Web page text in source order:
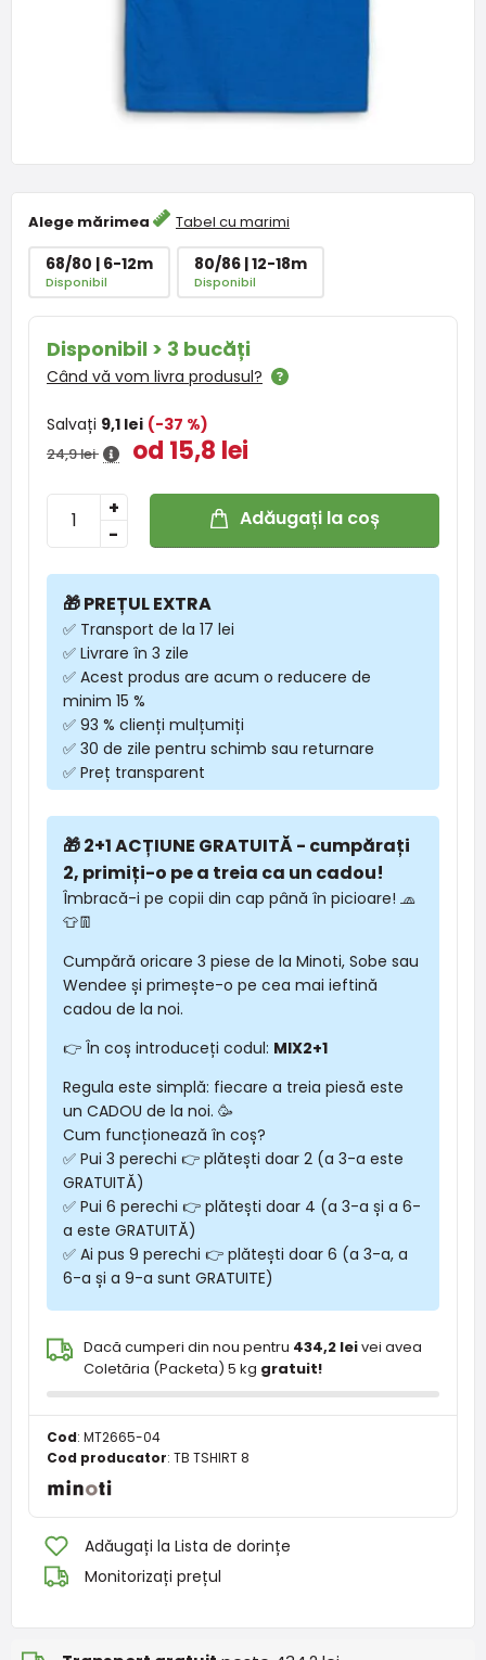
Alege mărimea Tabel cu marimi
68/80 | 6-12m
Disponibil
80/86 | 12-18m
Disponibil
Disponibil > 3 bucăți
Când vă vom livra produsul?
Salvați 9,1 lei (-37 %)
24,9 lei od 15,8 lei
-
+ Adăugați la coș
🎁 PREȚUL EXTRA
✅ Transport de la 17 lei
✅ Livrare în 3 zile
✅ Acest produs are acum o reducere de
minim 15 %
✅ 93 % clienți mulțumiți
✅ 30 de zile pentru schimb sau returnare
✅ Preț transparent
🎁 2+1 ACȚIUNE GRATUITĂ - cumpărați
2, primiți-o pe a treia ca un cadou!
Îmbracă-i pe copii din cap până în picioare! 🧢
👕👖
Cumpără oricare 3 piese de la Minoti, Sobe sau
Wendee și primește-o pe cea mai ieftină
cadou de la noi.
👉 În coș introduceți codul: MIX2+1
Regula este simplă: fiecare a treia piesă este
un CADOU de la noi. 🥳
Cum funcționează în coș?
✅ Pui 3 perechi 👉 plătești doar 2 (a 3-a este
GRATUITĂ)
✅ Pui 6 perechi 👉 plătești doar 4 (a 3-a și a 6-
a este GRATUITĂ)
✅ Ai pus 9 perechi 👉 plătești doar 6 (a 3-a, a
6-a și a 9-a sunt GRATUITE)
Dacă cumperi din nou pentru 434,2 leivei avea
Coletăria (Packeta) 5 kg gratuit!
Cod: MT2665-04
Cod producator: TB TSHIRT 8
Adăugați la Lista de dorințe
Monitorizați prețul